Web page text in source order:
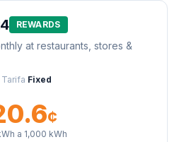
REWARDS
at restaurants, stores &
Fixed
¢
a 1,000 kWh